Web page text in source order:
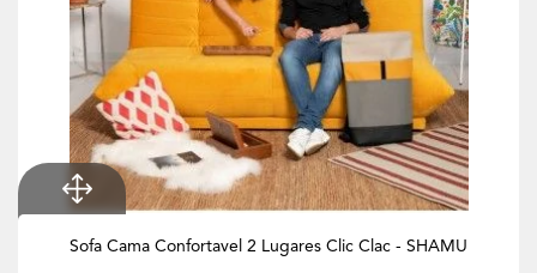
Sofa Cama Confortavel 2 Lugares Clic Clac - SHAMU